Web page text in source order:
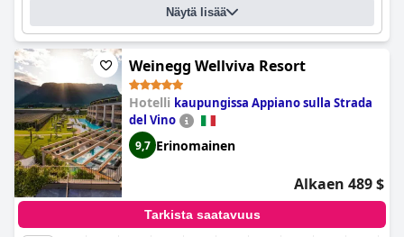
Näytä lisää
Weinegg Wellviva Resort
Hotelli kaupungissa Appiano sulla Strada
del Vino
9,7 Erinomainen
Alkaen 489 $
Tarkista saatavuus